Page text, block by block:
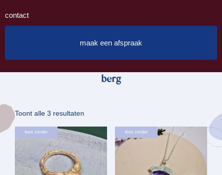
contact
maak een afspraak
berg
Toont alle 3 resultaten
op
nieuwste
lees verder lees verder